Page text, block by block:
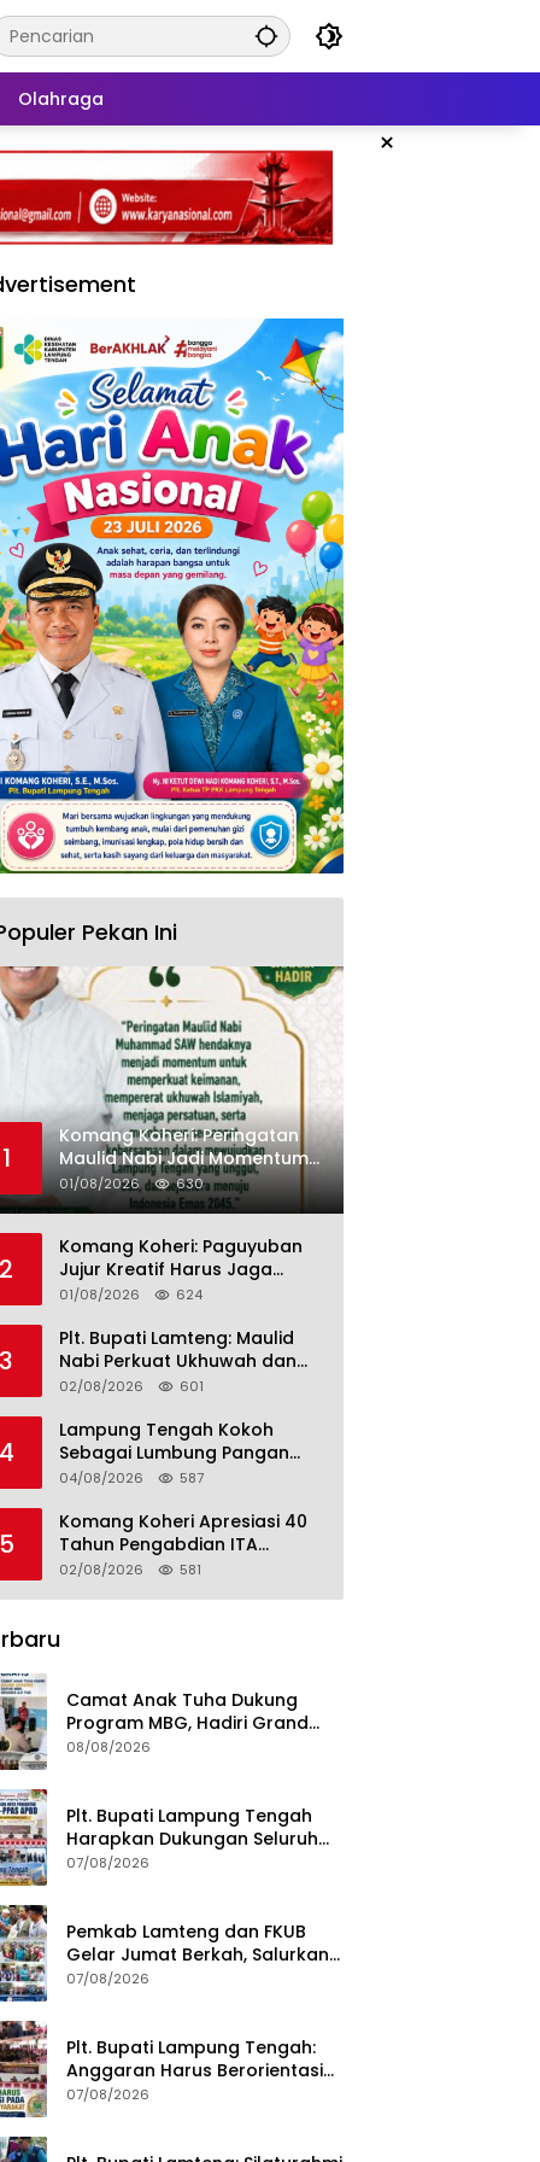
Olahraga
×
Pekan Ini
1
Komang Koheri: Peringatan
Maulid Nabi Jadi Momentum
Perkuat Ukhuwah Umat di
Lampung Tengah
01/08/2026 630
2
Komang Koheri: Paguyuban
Jujur Kreatif Harus Jaga
Persatuan untuk Kemajuan
01/08/2026 624
3
Plt. Bupati Lamteng: Maulid
Nabi Perkuat Ukhuwah dan
Jaga Kerukunan Umat
02/08/2026 601
4
Lampung Tengah Kokoh
Sebagai Lumbung Pangan
dan Kekuatan Perkebunan
Kemandirian Pangan adalah
Fondasi Menuju Indonesia
Emas 2045
04/08/2026 587
5
Komang Koheri Apresiasi 40
Tahun Pengabdian ITA
Optical Group untuk
02/08/2026 581
Camat Anak Tuha Dukung
Program MBG, Hadiri Grand
Opening Dapur SPPG Negara Aji
08/08/2026
Plt. Bupati Lampung Tengah
Harapkan Dukungan Seluruh
Pimpinan DPRD Bahas RKUA-
07/08/2026
Pemkab Lamteng dan FKUB
Gelar Jumat Berkah, Salurkan
Bantuan Sosial untuk Warga
07/08/2026
Plt. Bupati Lampung Tengah:
Anggaran Harus Berorientasi
pada Kebutuhan Masyarakat
07/08/2026